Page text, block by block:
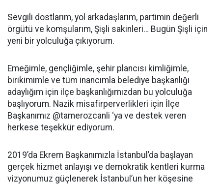
Sevgili dostlarım, yol arkadaşlarım, partimin değerli
örgütü ve komşularım, Şişli sakinleri… Bugün Şişli için
yeni bir yolculuğa çıkıyorum.
Emeğimle, gençliğimle, şehir plancısı kimliğimle,
birikimimle ve tüm inancımla belediye başkanlığı
adaylığım için ilçe başkanlığımızdan bu yolculuğa
başlıyorum. Nazik misafirperverlikleri için İlçe
Başkanımız @tamerozcanli ‘ya ve destek veren
herkese teşekkür ediyorum.
2019’da Ekrem Başkanımızla İstanbul’da başlayan
gerçek hizmet anlayışı ve demokratik kentleri kurma
vizyonumuz güçlenerek İstanbul’un her köşesine